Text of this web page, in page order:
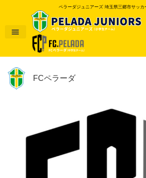
ペラーダジュニアーズ 埼玉県三郷市サッカ
FCペラーダ